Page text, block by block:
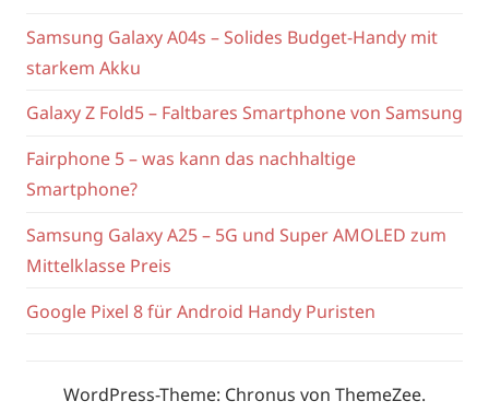
Samsung Galaxy A04s – Solides Budget-Handy mit
starkem Akku
Galaxy Z Fold5 – Faltbares Smartphone von Samsung
Fairphone 5 – was kann das nachhaltige
Smartphone?
Samsung Galaxy A25 – 5G und Super AMOLED zum
Mittelklasse Preis
Google Pixel 8 für Android Handy Puristen
WordPress-Theme: Chronus von ThemeZee.